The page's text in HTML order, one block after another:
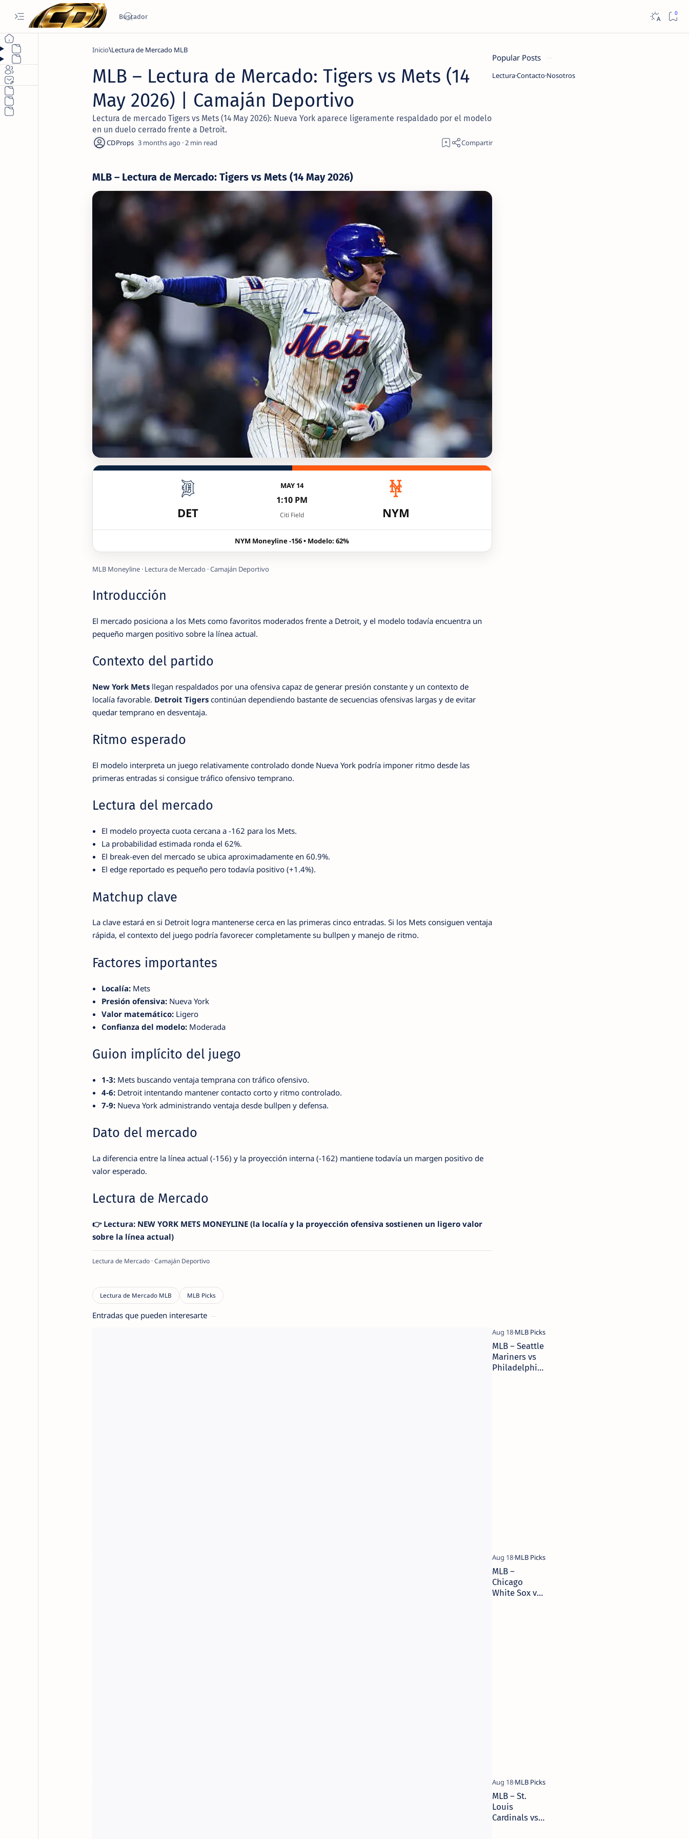
Inicio Lectura de Mercado MLB
MLB – Lectura de Mercado: Tigers vs Mets (14
May 2026) | Camaján Deportivo
Lectura de mercado Tigers vs Mets (14 May 2026): Nueva York aparece ligeramente respaldado por el modelo
en un duelo cerrado frente a Detroit.
3 months ago 2
MLB – Lectura de Mercado: Tigers vs Mets (14 May 2026)
DET
MAY 14
1:10 PM
Citi Field NYM
NYM Moneyline -156 • Modelo: 62%
MLB Moneyline · Lectura de Mercado · Camaján Deportivo
Introducción
El mercado posiciona a los Mets como favoritos moderados frente a Detroit, y el modelo todavía encuentra un
pequeño margen positivo sobre la línea actual.
Contexto del partido
New York Metsllegan respaldados por una ofensiva capaz de generar presión constante y un contexto de
localía favorable. Detroit Tigerscontinúan dependiendo bastante de secuencias ofensivas largas y de evitar
quedar temprano en desventaja.
Ritmo esperado
El modelo interpreta un juego relativamente controlado donde Nueva York podría imponer ritmo desde las
primeras entradas si consigue tráfico ofensivo temprano.
Lectura del mercado
El modelo proyecta cuota cercana a -162 para los Mets.
La probabilidad estimada ronda el 62%.
El break-even del mercado se ubica aproximadamente en 60.9%.
El edge reportado es pequeño pero todavía positivo (+1.4%).
Matchup clave
La clave estará en si Detroit logra mantenerse cerca en las primeras cinco entradas. Si los Mets consiguen ventaja
rápida, el contexto del juego podría favorecer completamente su bullpen y manejo de ritmo.
Factores importantes
Localía:Mets
Presión ofensiva:Nueva York
Valor matemático:Ligero
Confianza del modelo:Moderada
Guion implícito del juego
1-3:Mets buscando ventaja temprana con tráfico ofensivo.
4-6:Detroit intentando mantener contacto corto y ritmo controlado.
7-9:Nueva York administrando ventaja desde bullpen y defensa.
Dato del mercado
La diferencia entre la línea actual (-156) y la proyección interna (-162) mantiene todavía un margen positivo de
valor esperado.
Lectura de Mercado
👉 Lectura: NEW YORK METS MONEYLINE (la localía y la proyección ofensiva sostienen un ligero valor
sobre la línea actual)
Lectura de Mercado · Camaján Deportivo
Entradas que pueden interesarte
MLB – Seattle
Mariners vs
Philadelphia
MLB –
Chicago
White Sox vs
MLB – St.
Louis
Cardinals vs
Popular Posts
LecturaContactoNosotros